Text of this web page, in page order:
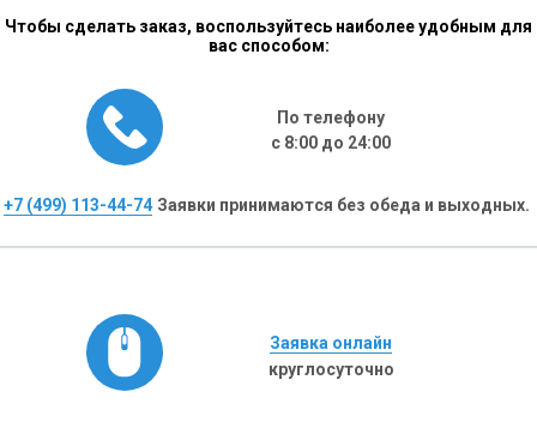
Чтобы сделать заказ, воспользуйтесь наиболее удобным для
вас способом:
По телефону
с 8:00 до 24:00
+7 (499) 113-44-74 Заявки принимаются без обеда и выходных.
Заявка онлайн
круглосуточно